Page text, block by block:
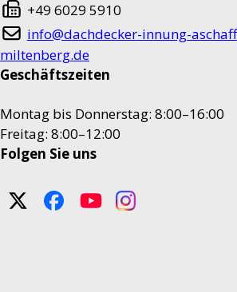
+49 6029 5910
info@dachdecker-innung-
miltenberg.de
Geschäftszeiten
Montag bis Donnerstag: 8:00–16:00
Freitag: 8:00–12:00
Folgen Sie uns